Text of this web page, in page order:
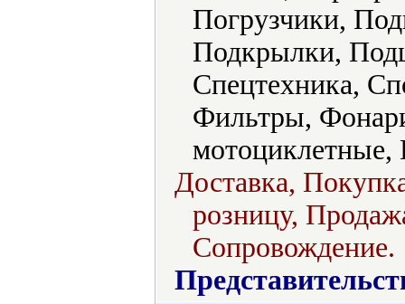
Погрузчики,
Подкрылки,
Спецтехника,
Фильтры,
Доставка,
розницу,
Сопровождение.